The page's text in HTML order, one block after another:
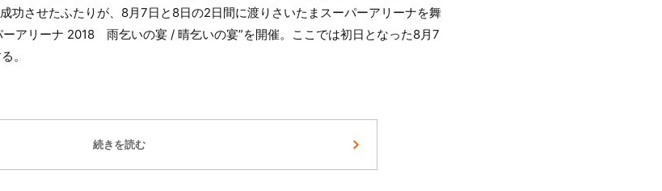
功させたふたりが、8月7日と8日の2日間に渡りさいたまスーパーアリーナを舞
アリーナ 2018 雨乞いの宴 / 晴乞いの宴”を開催。ここでは初日となった8月7
。
続きを読む